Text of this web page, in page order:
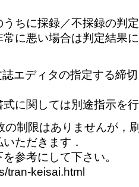
ちに採録／不採録の判
に悪い場合は判定結果
エディタの指定する締
に関しては別途指示を
の制限はありませんが，
ただきます．
参考にして下さい。
tran-keisai.html